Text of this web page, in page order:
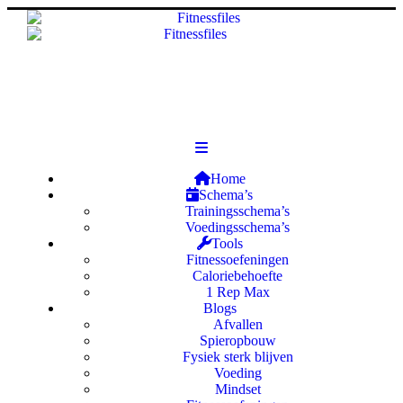
Home
Schema’s
Trainingsschema’s
Voedingsschema’s
Tools
Fitnessoefeningen
Caloriebehoefte
1 Rep Max
Blogs
Afvallen
Spieropbouw
Fysiek sterk blijven
Voeding
Mindset